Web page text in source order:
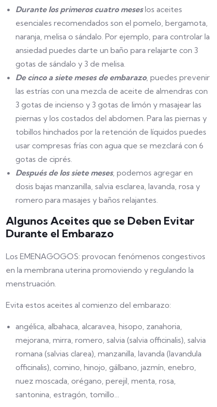
Durante los primeros cuatro meses los aceites
esenciales recomendados son el pomelo, bergamota,
naranja, melisa o sándalo. Por ejemplo, para controlar la
ansiedad puedes darte un baño para relajarte con 3
gotas de sándalo y 3 de melisa.
De cinco a siete meses de embarazo, puedes prevenir
las estrías con una mezcla de aceite de almendras con
3 gotas de incienso y 3 gotas de limón y masajear las
piernas y los costados del abdomen. Para las piernas y
tobillos hinchados por la retención de líquidos puedes
usar compresas frías con agua que se mezclará con 6
gotas de ciprés.
Después de los siete meses, podemos agregar en
dosis bajas manzanilla, salvia esclarea, lavanda, rosa y
romero para masajes y baños relajantes.
Algunos Aceites que se Deben Evitar
Durante el Embarazo
Los EMENAGOGOS: provocan fenómenos congestivos
en la membrana uterina promoviendo y regulando la
menstruación.
Evita estos aceites al comienzo del embarazo:
angélica, albahaca, alcaravea, hisopo, zanahoria,
mejorana, mirra, romero, salvia (salvia officinalis), salvia
romana (salvias clarea), manzanilla, lavanda (lavandula
officinalis), comino, hinojo, gálbano, jazmín, enebro,
nuez moscada, orégano, perejil, menta, rosa,
santonina, estragón, tomillo…